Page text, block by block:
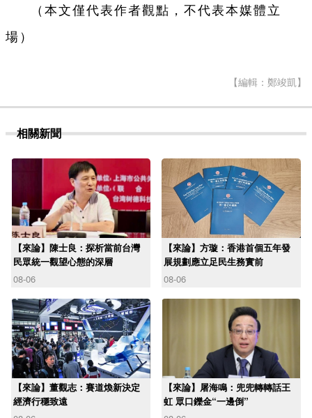
（本文僅代表作者觀點，不代表本媒體立
場）
【編輯：鄭竣凱】
相關新聞
【來論】陳士良：探析當前台灣
民眾統一觀望心態的深層
08-06
【來論】方璇：香港首個五年發
展規劃應立足民生務實前
08-06
【來論】董觀志：賽道煥新決定
經濟行穩致遠
【來論】屠海鳴：兜兜轉轉話王
虹 眾口鑠金“一邊倒”